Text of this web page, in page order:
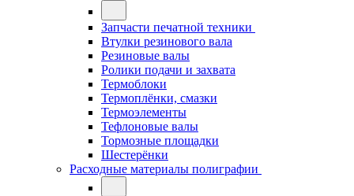
Запчасти печатной техники
Втулки резинового вала
Резиновые валы
Ролики подачи и захвата
Термоблоки
Термоплёнки, смазки
Термоэлементы
Тефлоновые валы
Тормозные площадки
Шестерёнки
Расходные материалы полиграфии